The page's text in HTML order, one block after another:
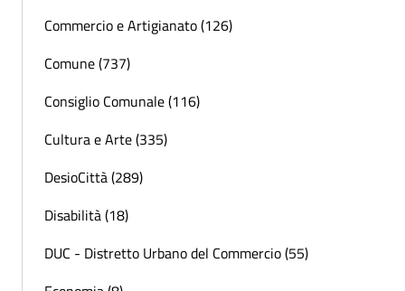
Commercio e Artigianato (126)
Comune (737)
Consiglio Comunale (116)
Cultura e Arte (335)
DesioCittà (289)
Disabilità (18)
DUC - Distretto Urbano del Commercio (55)